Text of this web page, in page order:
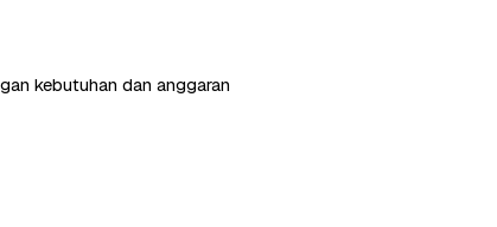
kebutuhan dan anggaran